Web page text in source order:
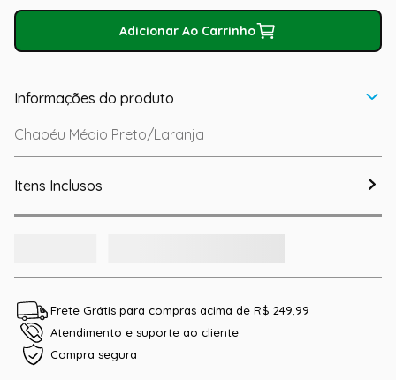
Adicionar Ao Carrinho
Informações do produto
Chapéu Médio Preto/Laranja
Itens Inclusos
Frete Grátis para compras acima de R$ 249,99
Atendimento e suporte ao cliente
Compra segura